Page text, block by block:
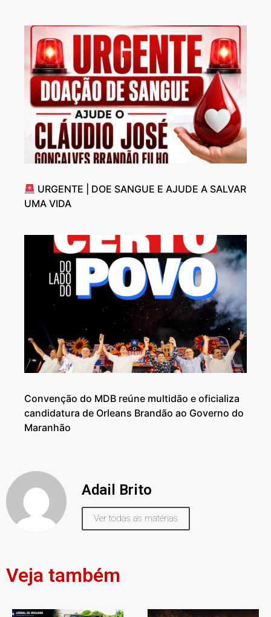
URGENTE | DOE SANGUE E AJUDE A SALVAR
UMA VIDA
Convenção do MDB reúne multidão e oficializa
candidatura de Orleans Brandão ao Governo do
Maranhão
Adail Brito
Ver todas as matérias
Veja também